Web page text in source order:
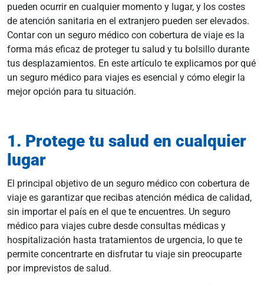
pueden ocurrir en cualquier momento y lugar, y los costes
de atención sanitaria en el extranjero pueden ser elevados.
Contar con un seguro médico con cobertura de viaje es la
forma más eficaz de proteger tu salud y tu bolsillo durante
tus desplazamientos. En este artículo te explicamos por qué
un seguro médico para viajes es esencial y cómo elegir la
mejor opción para tu situación.
1. Protege tu salud en cualquier
lugar
El principal objetivo de un seguro médico con cobertura de
viaje es garantizar que recibas atención médica de calidad,
sin importar el país en el que te encuentres. Un seguro
médico para viajes cubre desde consultas médicas y
hospitalización hasta tratamientos de urgencia, lo que te
permite concentrarte en disfrutar tu viaje sin preocuparte
por imprevistos de salud.